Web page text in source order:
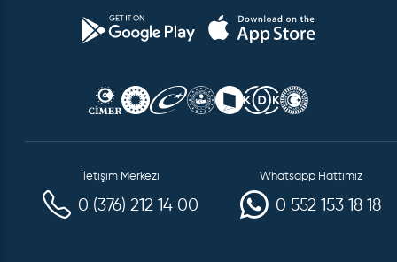
İletişim Merkezi
0 (376) 212 14 00
Whatsapp Hattımız
0 552 153 18 18